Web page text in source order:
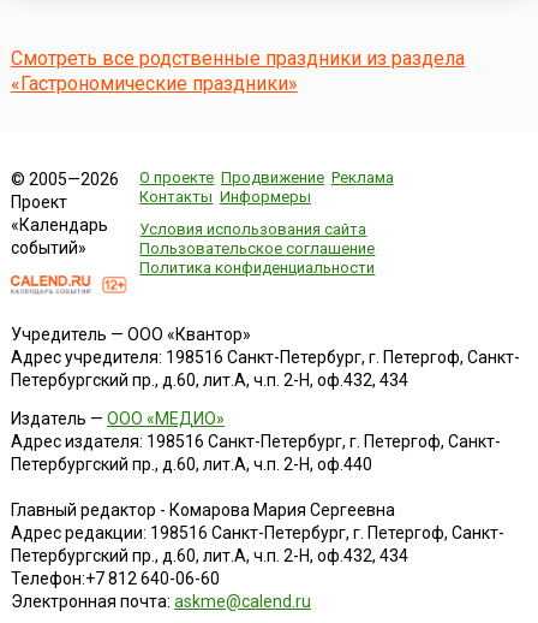
кухнях каждой из стран есть свои...
Смотреть все родственные праздники из раздела
«Гастрономические праздники»
© 2005—2026
Проект
«Календарь
событий»
О проекте Продвижение Реклама
Контакты Информеры
Условия использования сайта
Пользовательское соглашение
Политика конфиденциальности
Учредитель — ООО «Квантор»
Адрес учредителя: 198516 Санкт-Петербург, г. Петергоф, Санкт-
Петербургский пр., д.60, лит.А, ч.п. 2-Н, оф.432, 434
Издатель — ООО «МЕДИО»
Адрес издателя: 198516 Санкт-Петербург, г. Петергоф, Санкт-
Петербургский пр., д.60, лит.А, ч.п. 2-Н, оф.440
Главный редактор - Комарова Мария Сергеевна
Адрес редакции: 198516 Санкт-Петербург, г. Петергоф, Санкт-
Петербургский пр., д.60, лит.А, ч.п. 2-Н, оф.432, 434
Телефон:+7 812 640-06-60
Электронная почта: askme@calend.ru